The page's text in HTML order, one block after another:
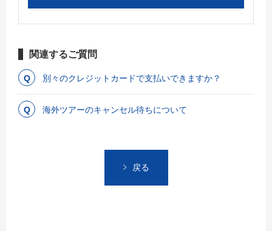
関連するご質問
別々のクレジットカードで支払いできますか？
海外ツアーのキャンセル待ちについて
戻る